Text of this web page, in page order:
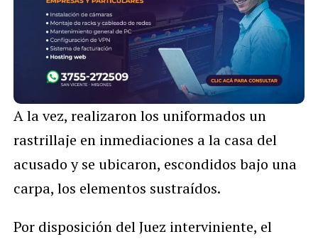
A la vez, realizaron los uniformados un
rastrillaje en inmediaciones a la casa del
acusado y se ubicaron, escondidos bajo una
carpa, los elementos sustraídos.
Por disposición del Juez interviniente, el